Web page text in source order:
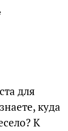
для
куда
К